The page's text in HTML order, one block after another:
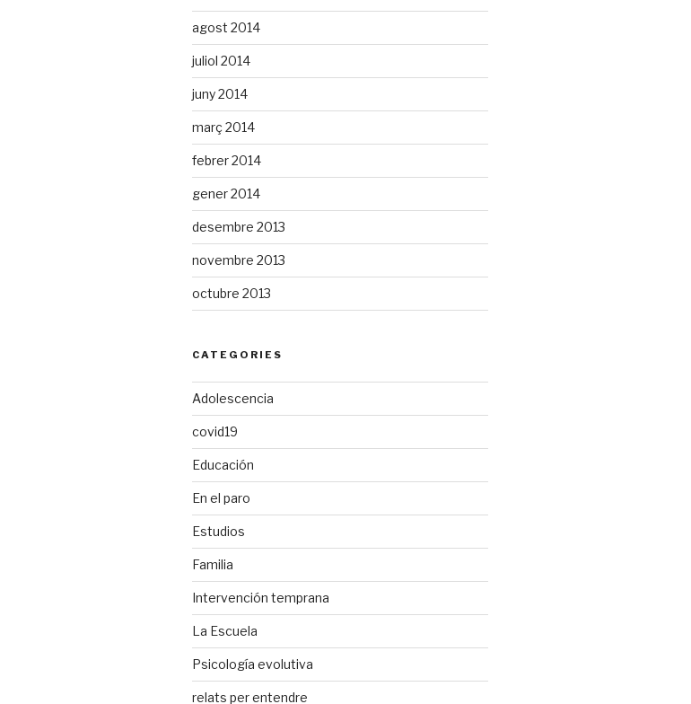
agost 2014
juliol 2014
juny 2014
març 2014
febrer 2014
gener 2014
desembre 2013
novembre 2013
octubre 2013
CATEGORIES
Adolescencia
covid19
Educación
En el paro
Estudios
Familia
Intervención temprana
La Escuela
Psicología evolutiva
relats per entendre